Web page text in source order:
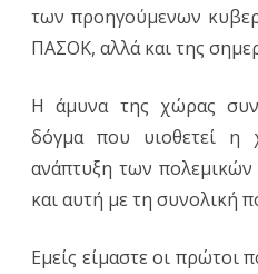
των προηγούμενων
ΠΑΣΟΚ, αλλά και της
Η άμυνα της χώρας
δόγμα που υιοθετεί
ανάπτυξη των
και αυτή με τη συνολική
Εμείς είμαστε οι πρώτοι